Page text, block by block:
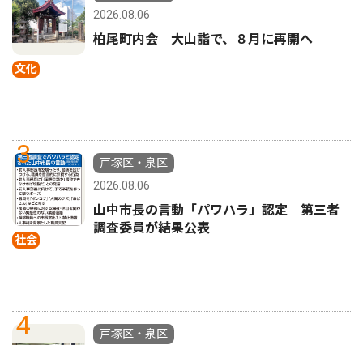
文化
2026.08.06
柏尾町内会 大山詣で、８月に再開へ
3
社会
戸塚区・泉区
2026.08.06
山中市長の言動「パワハラ」認定 第三者
調査委員が結果公表
4
戸塚区・泉区